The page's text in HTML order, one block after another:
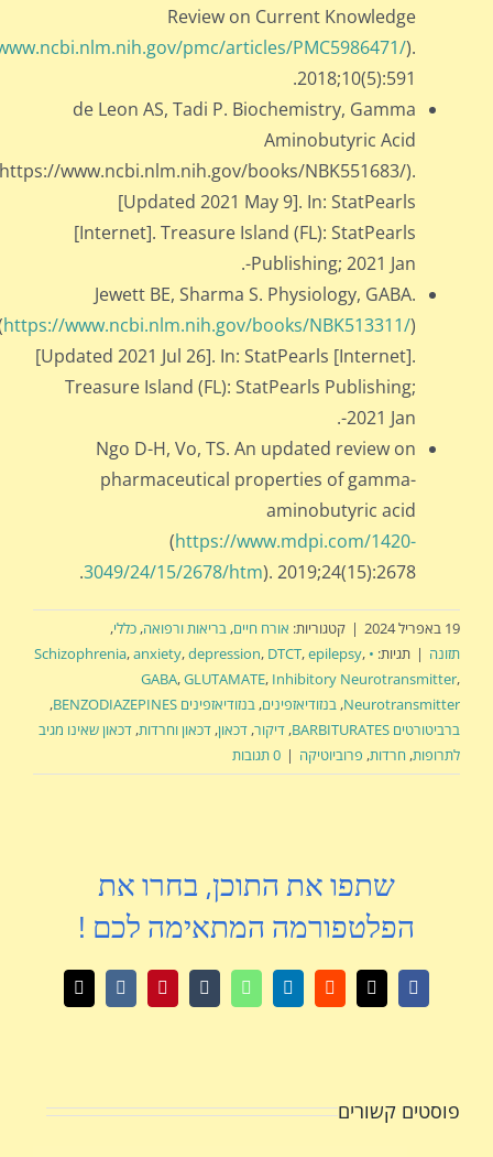
Review on Current Knowledge
pmc/articles/PMC5986471/).
2018;10(5):591.
de Leon AS, Tadi P. Biochemistry, Gamma
Aminobutyric Acid
www.ncbi.nlm.nih.gov/books/NBK551683/).
[Updated 2021 May 9]. In: StatPearls
[Internet]. Treasure Island (FL): StatPearls
Publishing; 2021 Jan-.
Jewett BE, Sharma S. Physiology, GABA.
https://www.ncbi.nlm.nih.gov/books/NBK513311/)
[Updated 2021 Jul 26]. In: StatPearls [Internet].
Treasure Island (FL): StatPearls Publishing;
2021 Jan-.
Ngo D-H, Vo, TS. An updated review on
pharmaceutical properties of gamma-
aminobutyric acid
(https://www.mdpi.com/1420-
3049/24/15/2678/htm). 2019;24(15):2678.
19 באפריל 2024 | קטגוריות: אורח חיים, בריאות ורפואה, כללי,
תזונה | תגיות: • Schizophrenia
,anxiety,depression, DTCT,epilepsy,
GABA,GLUTAMATE, Inhibitory Neurotransmitter,
Neurotransmitter
, בנזודיאזפינים, בנזודיאזפינים BENZODIAZEPINES
,
ברביטורטים BARBITURATES
, דיקור, דכאון, דכאון וחרדות, דכאון שאינו מגיב
לתרופות, חרדות, פרוביוטיקה | 0 תגובות
שתפו את התוכן, בחרו את
הפלטפורמה המתאימה לכם !
Facebook
X
Reddit
LinkedIn
WhatsApp
Tumblr
Pinterest
Vk
כתובת
דואר
פוסטים קשורים